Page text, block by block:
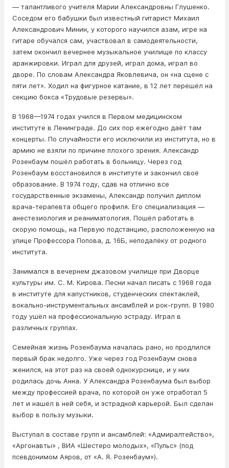
— талантливого учителя Марии Александровны Глушенко.
Соседом его бабушки был известный гитарист Михаил
Александрович Минин, у которого научился азам, игре на
гитаре обучался сам, участвовал в самодеятельности,
затем окончил вечернее музыкальное училище по классу
аранжировки. Играл для друзей, играл дома, играл во
дворе. По словам Александра Яковлевича, он «на сцене с
пяти лет». Ходил на фигурное катание, в 12 лет перешёл на
секцию бокса «Трудовые резервы».
В 1968—1974 годах учился в Первом медицинском
институте в Ленинграде. До сих пор ежегодно даёт там
концерты. По случайности его исключили из института, но в
армию не взяли по причине плохого зрения. Александр
Розенбаум пошёл работать в больницу. Через год
Розенбаум восстановился в институте и закончил своё
образование. В 1974 году, сдав на отлично все
государственные экзамены, Александр получил диплом
врача-терапевта общего профиля. Его специализация —
анестезиология и реаниматология. Пошёл работать в
скорую помощь, на Первую подстанцию, расположенную на
улице Профессора Попова, д. 16Б, неподалёку от родного
института.
Занимался в вечернем джазовом училище при Дворце
культуры им. С. М. Кирова. Песни начал писать с 1968 года
в институте для капустников, студенческих спектаклей,
вокально-инструментальных ансамблей и рок-групп. В 1980
году ушёл на профессиональную эстраду. Играл в
различных группах.
Семейная жизнь Розенбаума началась рано, но продлился
первый брак недолго. Уже через год Розенбаум снова
женился, на этот раз на своей однокурснице, и у них
родилась дочь Анна. У Александра Розенбаума был выбор
между профессией врача, по которой он уже отработал 5
лет и нашёл в ней себя, и эстрадной карьерой. Был сделан
выбор в пользу музыки.
Выступал в составе групп и ансамблей: «Адмиралтейство»,
«Аргонавты» , ВИА «Шестеро молодых», «Пульс» (под
псевдонимом Аяров, от «А. Я. Розенбаум»).